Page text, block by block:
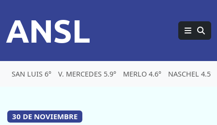
ANSL
SAN LUIS 6° V. MERCEDES 5.9° MERLO 4.6° NASCHEL 4.5°
30 DE NOVIEMBRE